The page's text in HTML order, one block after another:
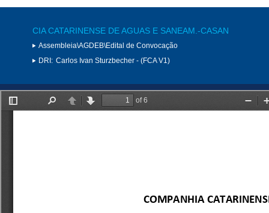
CIA CATARINENSE DE AGUAS E SANEAM.-CASAN
Assembleia\AGDEB\Edital de Convocação
DRI: Carlos Ivan Sturzbecher - (FCA V1)